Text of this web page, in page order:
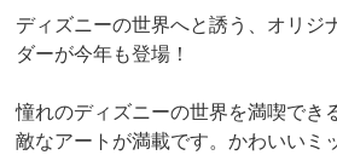
ディズニーの世界へと誘う、オリジ
ダーが今年も登場！
憧れのディズニーの世界を満喫でき
敵なアートが満載です。かわいいミ